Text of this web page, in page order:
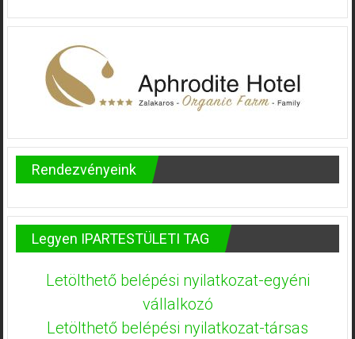
Rendezvényeink
Legyen IPARTESTÜLETI TAG
Letölthető belépési nyilatkozat-egyéni
vállalkozó
Letölthető belépési nyilatkozat-társas